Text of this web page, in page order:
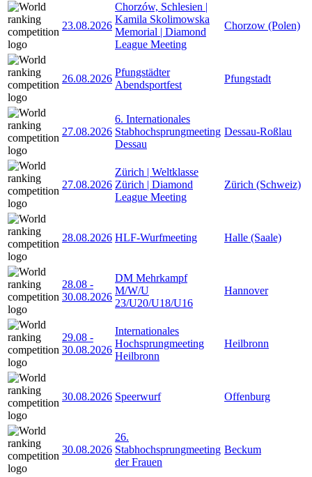
23.08.2026
Chorzów, Schlesien |
Kamila Skolimowska
Memorial | Diamond
League Meeting
Chorzow (Polen)
26.08.2026
Pfungstädter
Abendsportfest
Pfungstadt
27.08.2026
6. Internationales
Stabhochsprungmeeting
Dessau
Dessau-Roßlau
27.08.2026
Zürich | Weltklasse
Zürich | Diamond
League Meeting
Zürich (Schweiz)
28.08.2026 HLF-Wurfmeeting Halle (Saale)
28.08 -
30.08.2026
DM Mehrkampf
M/W/U
23/U20/U18/U16
Hannover
29.08 -
30.08.2026
Internationales
Hochsprungmeeting
Heilbronn
Heilbronn
30.08.2026 Speerwurf Offenburg
30.08.2026
26.
Stabhochsprungmeeting
der Frauen
Beckum